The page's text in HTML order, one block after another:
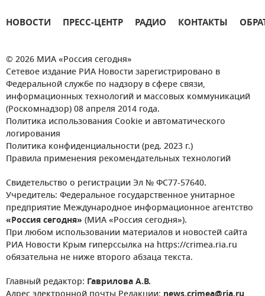
НОВОСТИ ПРЕСС-ЦЕНТР РАДИО КОНТАКТЫ
© 2026 МИА «Россия сегодня»
Сетевое издание РИА Новости зарегистрировано в
Федеральной службе по надзору в сфере связи,
информационных технологий и массовых коммуникаций
(Роскомнадзор) 08 апреля 2014 года.
Политика использования Cookie и автоматического
логирования
Политика конфиденциальности (ред. 2023 г.)
Правила применения рекомендательных технологий
Свидетельство о регистрации Эл № ФС77-57640.
Учредитель: Федеральное государственное унитарное
предприятие Международное информационное агентство
«Россия сегодня» (МИА «Россия сегодня»).
При любом использовании материалов и новостей сайта
РИА Новости Крым гиперссылка на https://crimea.ria.ru
обязательна не ниже второго абзаца текста.
Главный редактор: Гаврилова А.В.